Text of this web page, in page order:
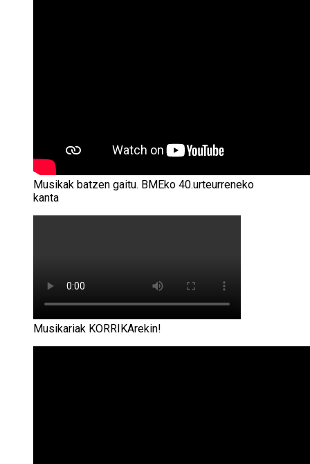
Musikak batzen gaitu. BMEko 40.urteurreneko
kanta
Musikariak KORRIKArekin!